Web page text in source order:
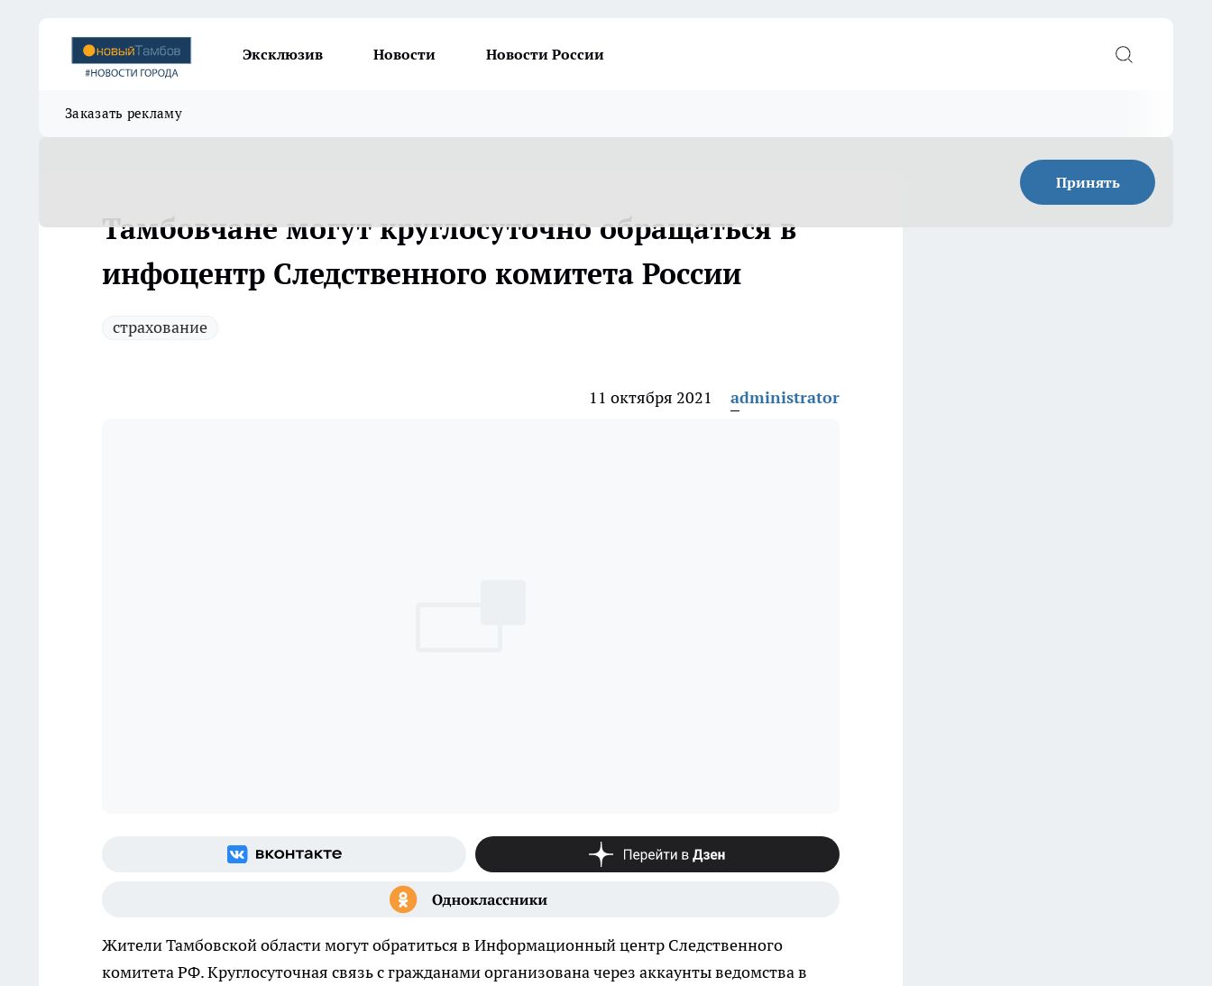
Эксклюзив Новости Новости России
Заказать рекламу
Принять
Тамбовчане могут круглосуточно обращаться в
инфоцентр Следственного комитета России
страхование
11 октября 2021 administrator
Жители Тамбовской области могут обратиться в Информационный центр Следственного
комитета РФ. Круглосуточная связь с гражданами организована через аккаунты ведомства в